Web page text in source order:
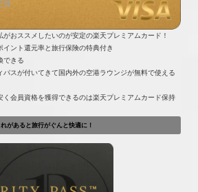
がおススメしたいのが安定の楽天プレミアムカード！
ント還元率と旅行保険の特典付き
できる
パスが付いてきて国内外の空港ラウンジが無料で使える
く会員資格を獲得できるのは楽天プレミアムカード保持
れがあると旅行がぐんと快適に！